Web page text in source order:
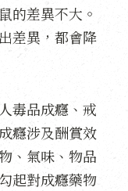
的差異不大。
差異，都會降
毒品成癮、戒
癮涉及酬賞效
、氣味、物品
起對成癮藥物